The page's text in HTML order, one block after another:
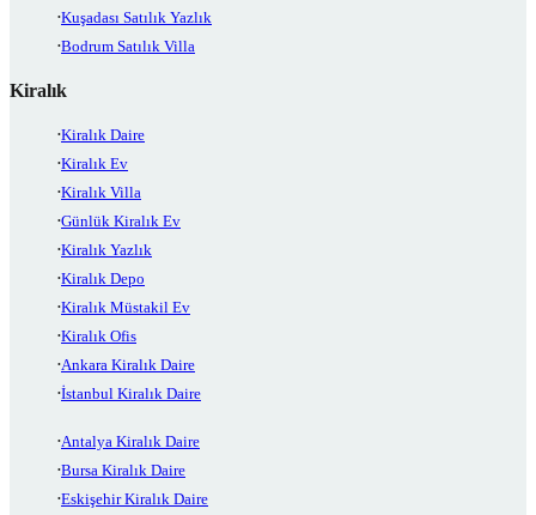
Kuşadası Satılık Yazlık
Bodrum Satılık Villa
Kiralık
Kiralık Daire
Kiralık Ev
Kiralık Villa
Günlük Kiralık Ev
Kiralık Yazlık
Kiralık Depo
Kiralık Müstakil Ev
Kiralık Ofis
Ankara Kiralık Daire
İstanbul Kiralık Daire
Antalya Kiralık Daire
Bursa Kiralık Daire
Eskişehir Kiralık Daire